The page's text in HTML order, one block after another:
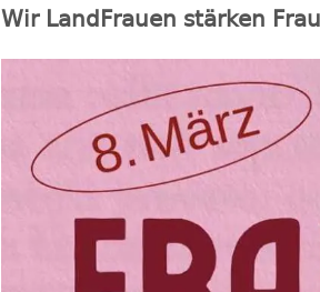
Wir LandFrauen stärken